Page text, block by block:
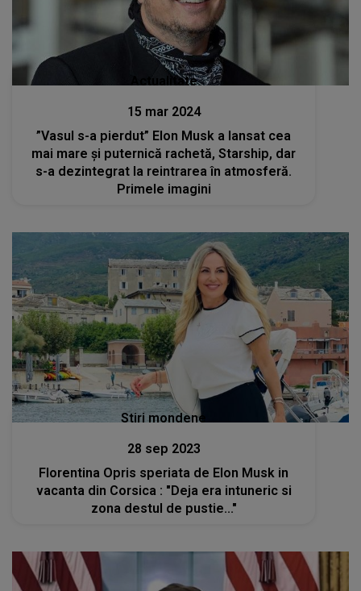
Actualitate
15 mar 2024
”Vasul s-a pierdut” Elon Musk a lansat cea
mai mare și puternică rachetă, Starship, dar
s-a dezintegrat la reintrarea în atmosferă.
Primele imagini
Stiri mondene
28 sep 2023
Florentina Opris speriata de Elon Musk in
vacanta din Corsica : "Deja era intuneric si
zona destul de pustie..."